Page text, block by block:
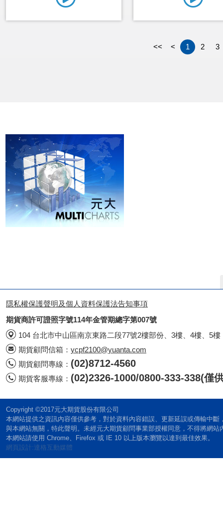
<< < 1 2 3
隱私權保護聲明及個人資料保護法告知事項
期貨商許可證照字號114年金管期總字第007號
104 台北市中山區南京東路二段77號2樓部份、3樓、4樓、5樓
期貨顧問信箱： ycpf2100@yuanta.com
期貨顧問專線： (02)8712-4560
期貨客服專線： (02)2326-1000/0800-333-338(僅
Copyright ©2017元大期貨股份有限公司
本網站提供之資訊內容僅供參考，對於資料內容錯誤、更新延誤或傳輸中
與本網站無關，特此聲明。未經元大期貨顧問事業部授權同意，不得將網站
本網站請使用 Chrome、Firefox 或 IE 10 以上版本瀏覽以達到最佳效果。
網頁設計:達格互動媒體